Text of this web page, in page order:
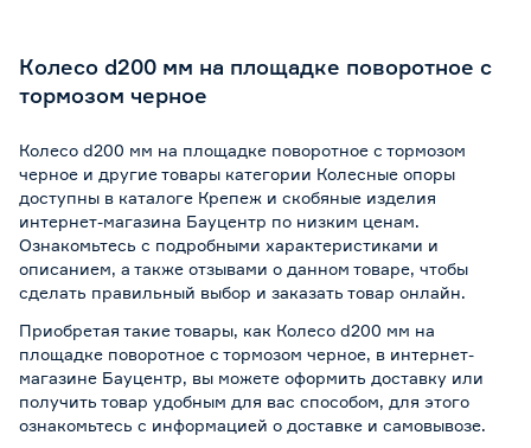
Колесо d200 мм на площадке поворотное с
тормозом черное
Колесо d200 мм на площадке поворотное с тормозом
черное и другие товары категории Колесные опоры
доступны в каталоге Крепеж и скобяные изделия
интернет-магазина Бауцентр по низким ценам.
Ознакомьтесь с подробными характеристиками и
описанием, а также отзывами о данном товаре, чтобы
сделать правильный выбор и заказать товар онлайн.
Приобретая такие товары, как Колесо d200 мм на
площадке поворотное с тормозом черное, в интернет-
магазине Бауцентр, вы можете оформить доставку или
получить товар удобным для вас способом, для этого
ознакомьтесь с информацией о доставке и самовывозе.